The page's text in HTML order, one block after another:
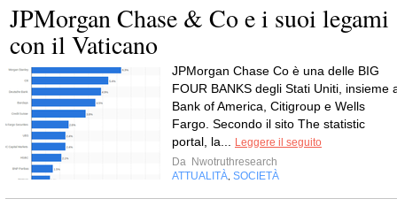
JPMorgan Chase & Co e i suoi legami
con il Vaticano
JPMorgan Chase Co è una delle BIG
FOUR BANKS degli Stati Uniti, insieme
Bank of America, Citigroup e Wells
Fargo. Secondo il sito The statistic
portal, la...
Leggere il seguito
Da Nwotruthresearch
ATTUALITÀ SOCIETÀ